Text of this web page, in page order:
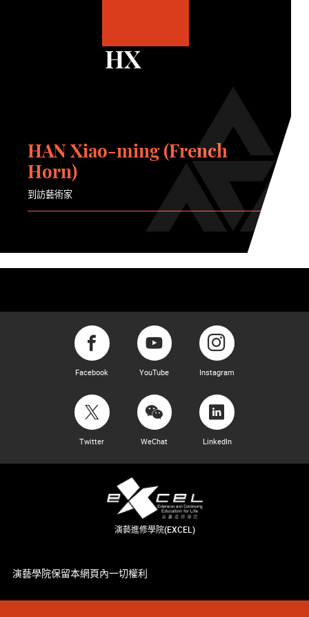
HX
HAN Xiao-ming (French
Horn)
到訪藝術家
Facebook YouTube Instagram
Twitter WeChat LinkedIn
演藝進修學院(EXCEL)
演藝學院保留本網頁內一切權利